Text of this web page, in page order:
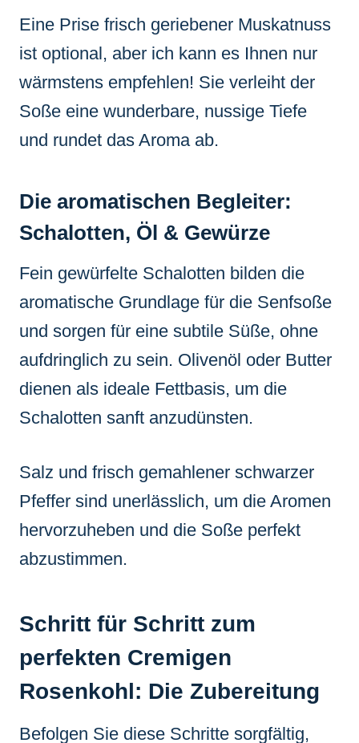
Eine Prise frisch geriebener Muskatnuss
ist optional, aber ich kann es Ihnen nur
wärmstens empfehlen! Sie verleiht der
Soße eine wunderbare, nussige Tiefe
und rundet das Aroma ab.
Die aromatischen Begleiter:
Schalotten, Öl & Gewürze
Fein gewürfelte Schalotten bilden die
aromatische Grundlage für die Senfsoße
und sorgen für eine subtile Süße, ohne
aufdringlich zu sein. Olivenöl oder Butter
dienen als ideale Fettbasis, um die
Schalotten sanft anzudünsten.
Salz und frisch gemahlener schwarzer
Pfeffer sind unerlässlich, um die Aromen
hervorzuheben und die Soße perfekt
abzustimmen.
Schritt für Schritt zum
perfekten Cremigen
Rosenkohl: Die Zubereitung
Befolgen Sie diese Schritte sorgfältig,